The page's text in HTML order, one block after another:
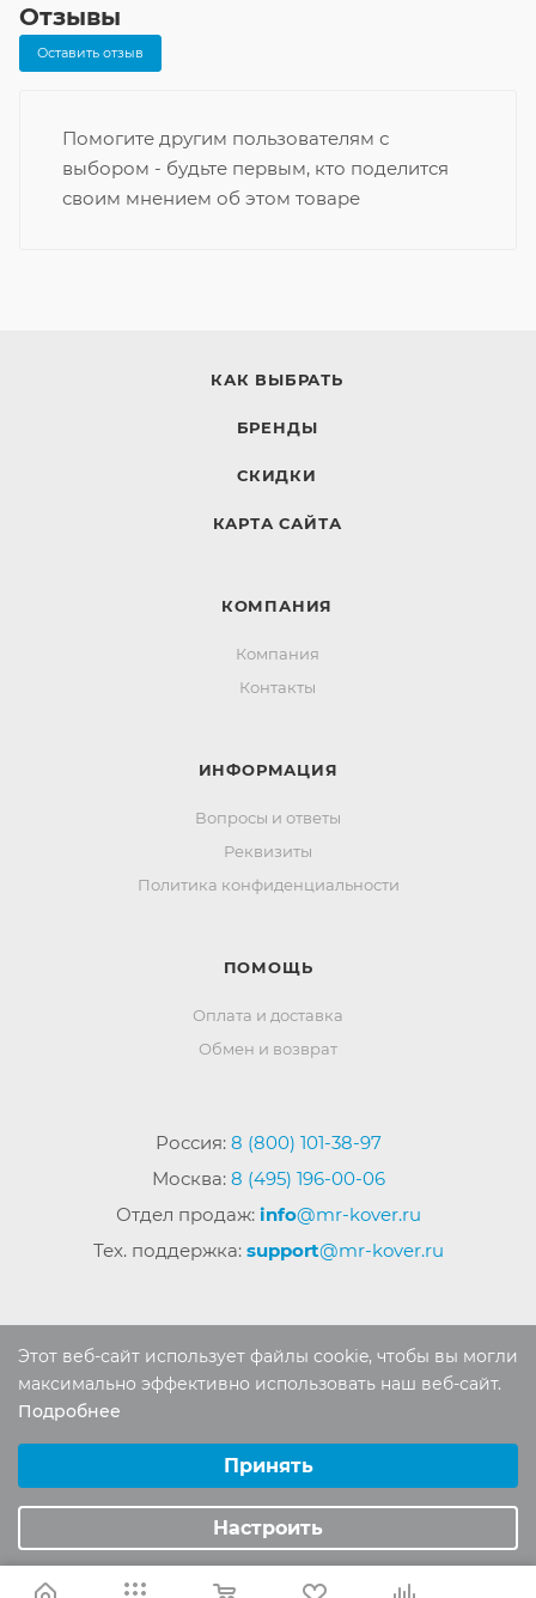
Отзывы
Оставить отзыв
Помогите другим пользователям с
выбором - будьте первым, кто поделится
своим мнением об этом товаре
КАК ВЫБРАТЬ
БРЕНДЫ
СКИДКИ
КАРТА САЙТА
КОМПАНИЯ
Компания
Контакты
ИНФОРМАЦИЯ
Вопросы и ответы
Реквизиты
Политика конфиденциальности
ПОМОЩЬ
Оплата и доставка
Обмен и возврат
Россия: 8 (800) 101-38-97
Москва: 8 (495) 196-00-06
Отдел продаж: info@mr-kover.ru
Тех. поддержка: support@mr-kover.ru
2022-2026 © Интернет магазинMR-KOVER.RU
Авторские права защищены. Воспроизведение
материалов сайта без письменного разрешения
Этот веб-сайт использует файлы cookie, чтобы вы могли
максимально эффективно использовать наш веб-сайт.
Подробнее
Аналитические/Функциональные
Принять
Настроить